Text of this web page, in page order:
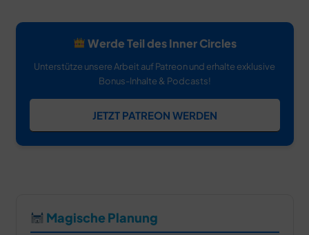
Werde Teil des Inner Circles
Unterstütze unsere Arbeit auf Patreon und erhalte exklusive
Bonus-Inhalte & Podcasts!
JETZT PATREON WERDEN
Magische Planung